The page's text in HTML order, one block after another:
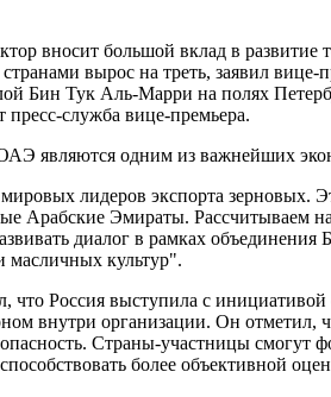
вносит большой вклад в
вырос на треть, заявил
Бин Тук Аль-Марри на полях
служба вице-премьера.
являются одним из важнейших
лидеров экспорта зерновых.
Арабские Эмираты. Рассчитываем
диалог в рамках
масличных культур".
что Россия выступила с
внутри организации. Он
Страны-участницы смогут
более объективной